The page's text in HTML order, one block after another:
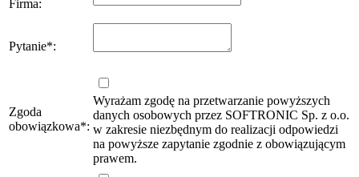
Firma:
Pytanie*:
Zgoda
obowiązkowa*:
Wyrażam zgodę na przetwarzanie powyższych
danych osobowych przez SOFTRONIC Sp. z o.o.
w zakresie niezbędnym do realizacji odpowiedzi
na powyższe zapytanie zgodnie z obowiązującym
prawem.